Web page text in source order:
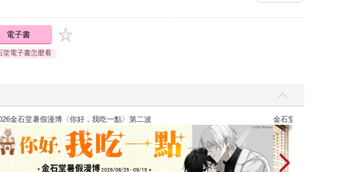
電子書
電子書怎麼看
2026金石堂暑假漫博〈你好，我吃一點〉第二波 金石堂2026海